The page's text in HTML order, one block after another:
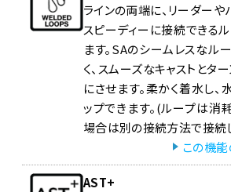
ラインの両端に、リーダーや
スピーディーに接続できる
ます。SAのシームレスなル
く、スムーズなキャストとタ
にさせます。柔かく着水し、
ップできます。(ループは消
場合は別の接続方法で接続
この機
AST+